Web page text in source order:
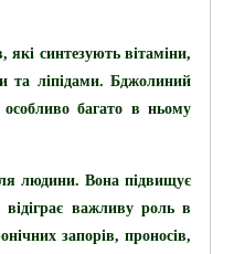
які синтезують вітаміни,
та ліпідами. Бджолиний
багато в ньому
людини. Вона підвищує
відіграє важливу роль в
запорів, проносів,